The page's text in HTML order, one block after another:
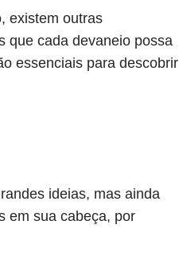
existem outras
que cada devaneio possa
essenciais para descobrir
ideias, mas ainda
em sua cabeça, por